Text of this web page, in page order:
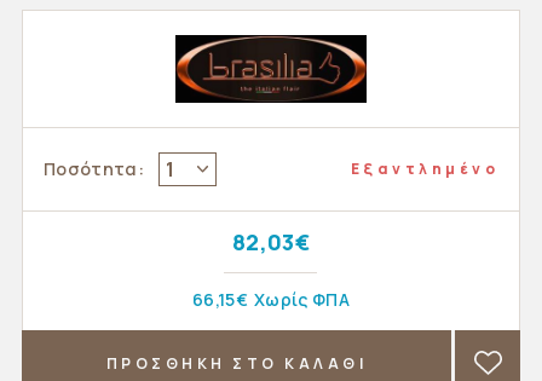
Ποσότητα: 1 Εξαντλημένο
82,03€
66,15€ Χωρίς ΦΠΑ
ΠΡΟΣΘΗΚΗ ΣΤΟ ΚΑΛΑΘΙ